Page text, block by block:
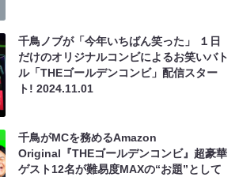
千鳥ノブが「今年いちばん笑った」 １日
だけのオリジナルコンビによるお笑いバト
ル「THEゴールデンコンビ」配信スター
ト!2024.11.01
千鳥がMCを務めるAmazon
Original『THEゴールデンコンビ』超豪華
ゲスト12名が難易度MAXの“お題”として